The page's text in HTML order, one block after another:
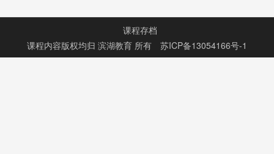
课程存档
课程内容版权均归 滨湖教育 所有 苏ICP备13054166号-1